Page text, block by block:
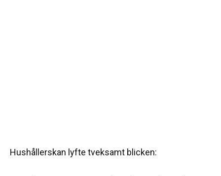
Hushållerskan lyfte tveksamt blicken: